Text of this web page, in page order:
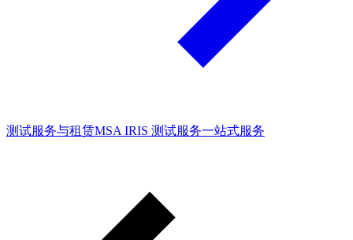
测试服务与租赁MSA IRIS 测试服务一站式服务